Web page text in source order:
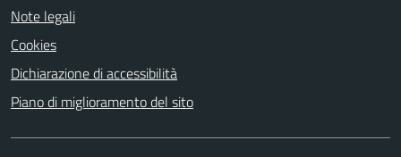
Note legali
Cookies
Dichiarazione di accessibilità
Piano di miglioramento del sito